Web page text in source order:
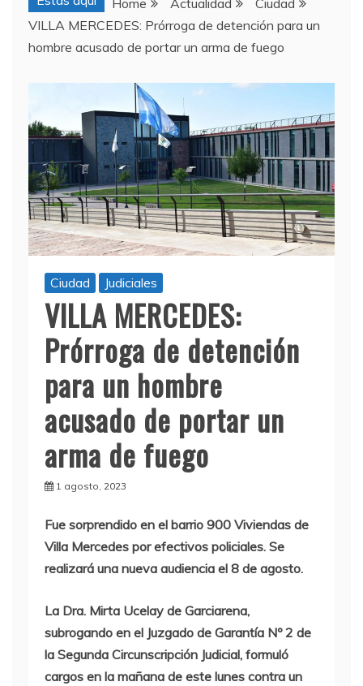
Home Actualidad
Ciudad
VILLA MERCEDES: Prórroga de detención para un
hombre acusado de portar un arma de fuego
Ciudad Judiciales
VILLA MERCEDES:
Prórroga de detención
para un hombre
acusado de portar un
arma de fuego
1 agosto, 2023
Fue sorprendido en el barrio 900 Viviendas de
Villa Mercedes por efectivos policiales. Se
realizará una nueva audiencia el 8 de agosto.
La Dra. Mirta Ucelay de Garciarena,
subrogando en el Juzgado de Garantía Nº 2 de
la Segunda Circunscripción Judicial, formuló
cargos en la mañana de este lunes contra un